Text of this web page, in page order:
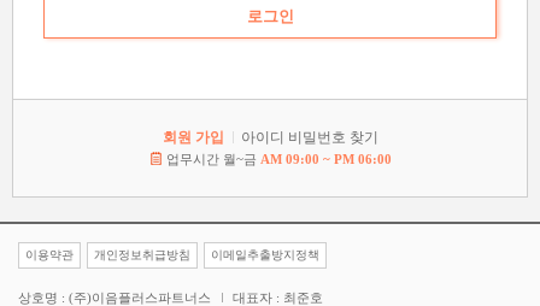
회원 가입 아이디 비밀번호 찾기
업무시간 월~금 AM 09:00 ~ PM 06:00
이용약관 개인정보취급방침 이메일추출방지정책
상호명 : (주)이음플러스파트너스
대표자 : 최준호